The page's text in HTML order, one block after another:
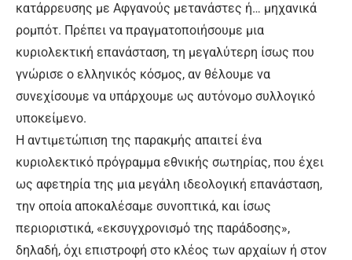
κατάρρευσης με Αφγανούς μετανάστες ή… μηχανικά
ρομπότ. Πρέπει να πραγματοποιήσουμε μια
κυριολεκτική επανάσταση, τη μεγαλύτερη ίσως που
γνώρισε ο ελληνικός κόσμος, αν θέλουμε να
συνεχίσουμε να υπάρχουμε ως αυτόνομο συλλογικό
υποκείμενο.
Η αντιμετώπιση της παρακμής απαιτεί ένα
κυριολεκτικό πρόγραμμα εθνικής σωτηρίας, που έχει
ως αφετηρία της μια μεγάλη ιδεολογική επανάσταση,
την οποία αποκαλέσαμε συνοπτικά, και ίσως
περιοριστικά, «εκσυγχρονισμό της παράδοσης»,
δηλαδή, όχι επιστροφή στο κλέος των αρχαίων ή στον